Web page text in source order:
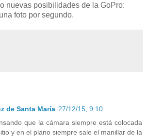
nuevas posibilidades de la GoPro:
foto por segundo.
de Santa María 27/12/15, 9:10
que la cámara siempre está colocada
y en el plano siempre sale el manillar de la